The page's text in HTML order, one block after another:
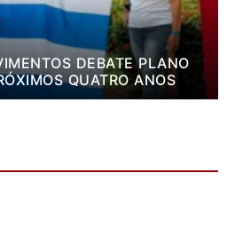
DEBATE PLANO
QUATRO ANOS